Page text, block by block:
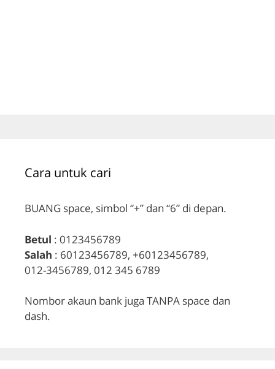
Cara untuk cari
BUANG space, simbol “+” dan “6” di depan.
Betul : 0123456789
Salah : 60123456789, +60123456789,
012-3456789, 012 345 6789
Nombor akaun bank juga TANPA space dan
dash.